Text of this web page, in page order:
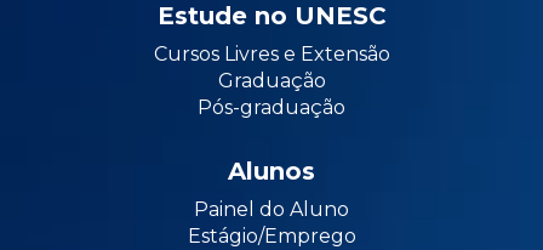
Estude no UNESC
Cursos Livres e Extensão
Graduação
Pós-graduação
Alunos
Painel do Aluno
Estágio/Emprego